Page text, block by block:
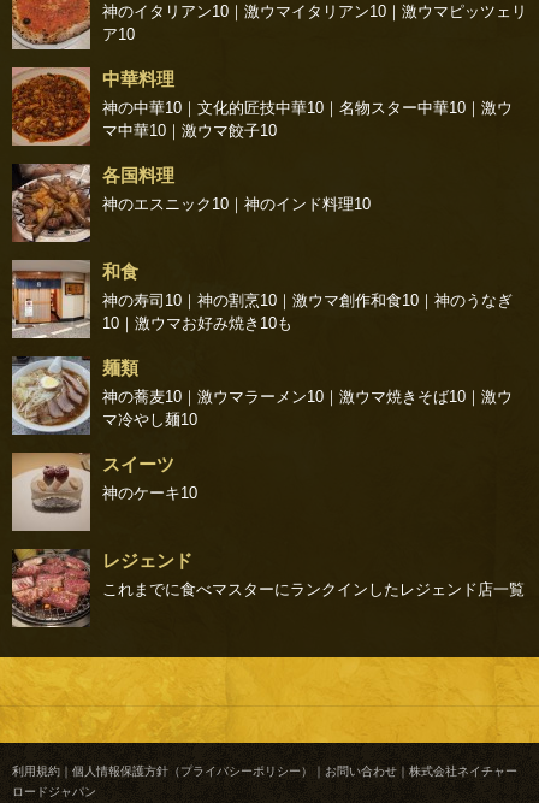
神のイタリアン10 ｜ 激ウマイタリアン10 ｜ 激ウマピッツェリ
ア10
中華料理
神の中華10 ｜ 文化的匠技中華10 ｜ 名物スター中華10 ｜ 激ウ
マ中華10 ｜ 激ウマ餃子10
各国料理
神のエスニック10 ｜ 神のインド料理10
和食
神の寿司10 ｜ 神の割烹10 ｜ 激ウマ創作和食10 ｜ 神のうなぎ
10 ｜ 激ウマお好み焼き10も
麺類
神の蕎麦10 ｜ 激ウマラーメン10 ｜ 激ウマ焼きそば10 ｜ 激ウ
マ冷やし麺10
スイーツ
神のケーキ10
レジェンド
これまでに食べマスターにランクインしたレジェンド店一覧
利用規約 ｜ 個人情報保護方針（プライバシーポリシー） ｜ お問い合わせ ｜ 株式会社ネイチャー
ロードジャパン